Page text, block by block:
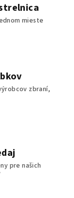
mieste
zbraní,
pre našich